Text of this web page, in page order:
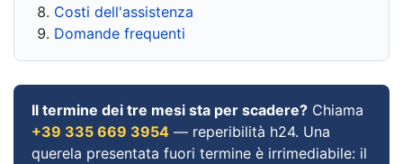
Costi dell'assistenza
Domande frequenti
Il termine dei tre mesi sta per scadere? Chiama
+39 335 669 3954 — reperibilità h24. Una
querela presentata fuori termine è irrimediabile: il